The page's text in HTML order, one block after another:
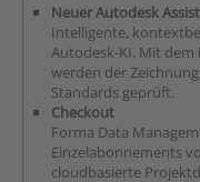
Neuer Autodesk
Intelligente,
Autodesk-KI. Mit dem
werden der
Standards geprüft.
Checkout
Forma Data
Einzelabonnements
cloudbasierte